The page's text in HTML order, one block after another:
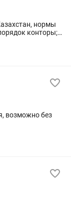
нормы
конторы;
возможно без